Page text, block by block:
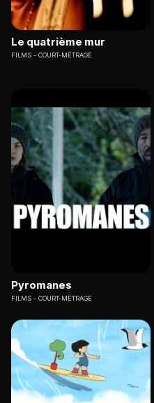
Le quatrième mur
FILMS COURT-MÉTRAGE
Pyromanes
FILMS COURT-MÉTRAGE